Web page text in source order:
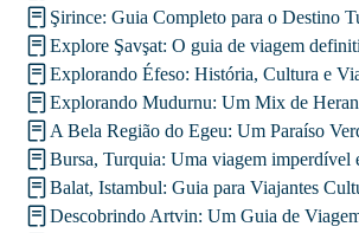
Şirince: Guia Completo para o Destino
Explore Şavşat: O guia de viagem
Explorando Éfeso: História, Cultura e
Explorando Mudurnu: Um Mix de
A Bela Região do Egeu: Um Paraíso
Bursa, Turquia: Uma viagem imperdível
Balat, Istambul: Guia para Viajantes
Descobrindo Artvin: Um Guia de